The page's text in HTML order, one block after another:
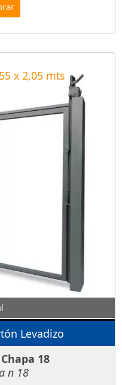
Levadizo
18
n 18
x 2,05 mts